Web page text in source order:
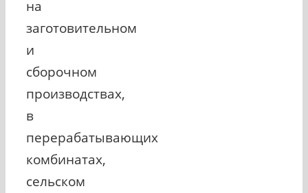
на
заготовительном
и
сборочном
производствах,
в
перерабатывающих
комбинатах,
сельском